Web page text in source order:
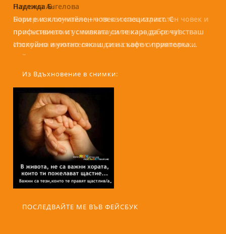
Надежда Б.
Бори е изключителен човек и специалист. С
присъствието и усмивката си те кара да се чувстваш
спокойно и уютно сякаш си на кафе с приятелка....
ПОСЛЕДВАЙТЕ МЕ ВЪВ ФЕЙСБУК